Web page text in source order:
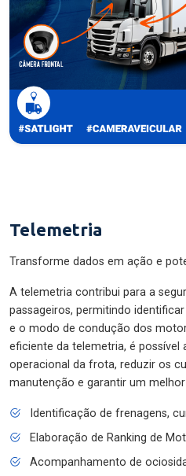
Telemetria
Transforme dados em ação e
A telemetria contribui para a
passageiros, permitindo
e o modo de condução dos
eficiente da telemetria, é possível
operacional da frota, reduzir os
manutenção e garantir um
Identificação de frenagens,
Elaboração de Ranking de
Acompanhamento de